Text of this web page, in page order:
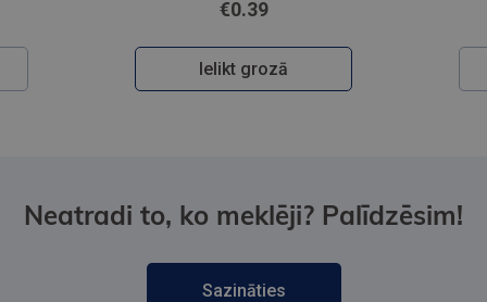
€0.39
Ielikt grozā
Neatradi to, ko meklēji? Palīdzēsim!
Sazināties